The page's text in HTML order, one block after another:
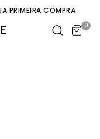
PRIMEIRA COMPRA
0